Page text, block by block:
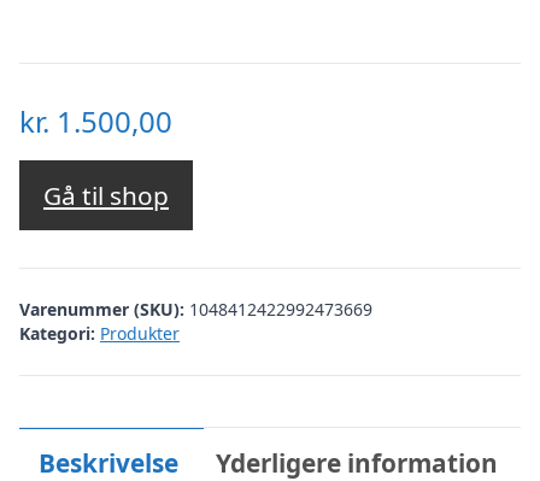
kr. 1.500,00
Gå til shop
Varenummer (SKU): 1048412422992473669
Kategori: Produkter
Beskrivelse Yderligere information